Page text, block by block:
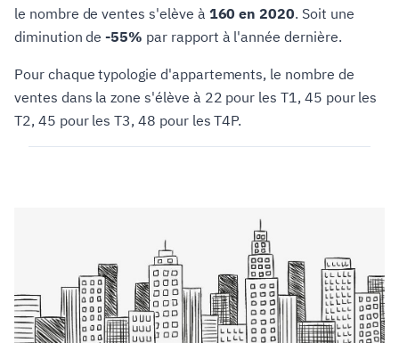
le nombre de ventes s'elève à 160 en 2020. Soit une
diminution de-55% par rapport à l'année dernière.
Pour chaque typologie d'appartements, le nombre de
ventes dans la zone s'élève à 22 pour les T1, 45 pour les
T2, 45 pour les T3, 48 pour les T4P.